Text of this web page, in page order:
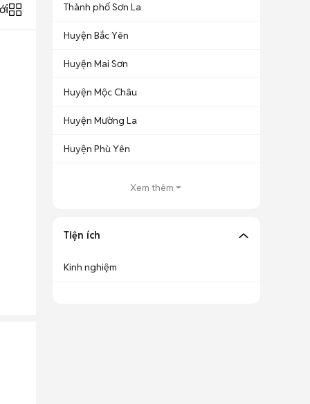
Thành phố Sơn La
Huyện Bắc Yên
Huyện Mai Sơn
Huyện Mộc Châu
Huyện Mường La
Huyện Phù Yên
Xem thêm
Tiện ích
Kinh nghiệm